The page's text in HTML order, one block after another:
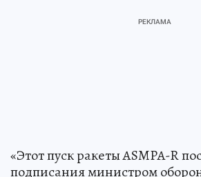
«Этот пуск ракеты ASMPA-R
подписания министром